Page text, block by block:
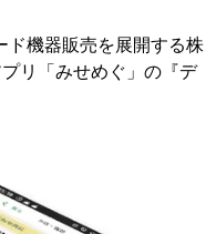
ド機器販売を展開する株
リ「みせめぐ」の『デ